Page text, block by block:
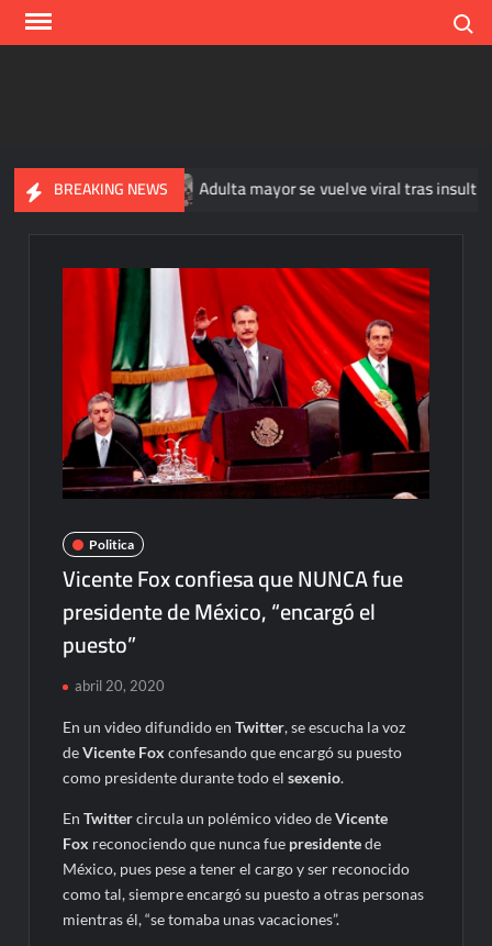
Skip
BREAKING NEWS
Miguel Adulta mayor se vuelve viral tras insultar y
Politica
Vicente Fox confiesa que NUNCA fue
presidente de México, “encargó el
puesto”
abril 20, 2020
En un video difundido enTwitter, se escucha la voz
deVicente Foxconfesando que encargó su puesto
como presidente durante todo elsexenio.
EnTwittercircula un polémico video deVicente
Fox reconociendo que nunca fue presidentede
México, pues pese a tener el cargo y ser reconocido
como tal, siempre encargó su puesto a otras personas
mientras él, “se tomaba unas vacaciones”.